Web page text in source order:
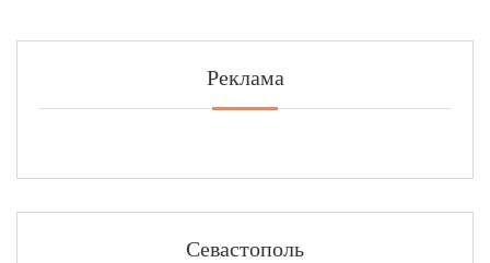
Реклама
Севастополь